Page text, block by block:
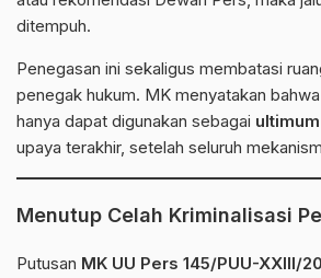
ditempuh.
Penegasan ini sekaligus membatasi
penegak hukum. MK menyatakan
hanya dapat digunakan sebagai
upaya terakhir, setelah seluruh
Menutup Celah Kriminalisasi
Putusan MK UU Pers 145/PUU-XXIII/